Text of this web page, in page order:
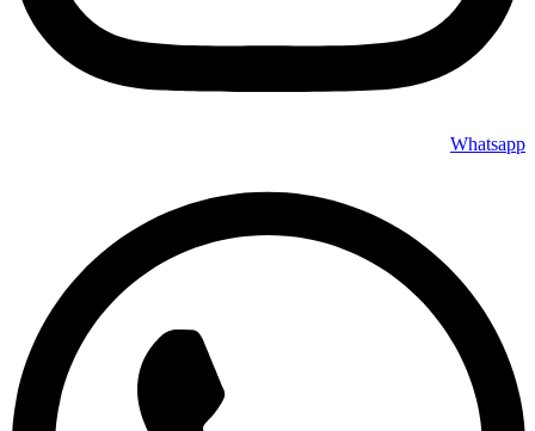
Whatsapp